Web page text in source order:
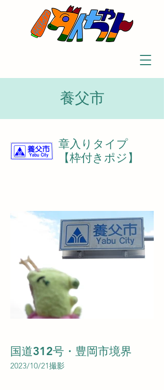
養父市
章入りタイプ
【枠付きポジ】
国道312号・豊岡市境界
2023/10/21撮影